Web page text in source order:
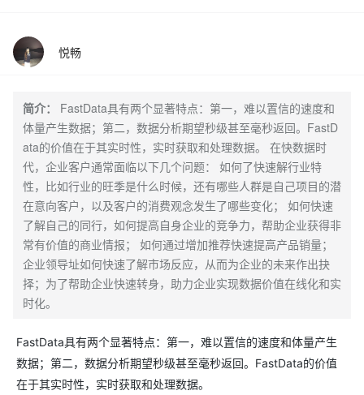
悦畅
简介：
FastData具有两个显著特点：第一，难以置信的速度和
体量产生数据；第二，数据分析期望秒级甚至毫秒返回。FastD
ata的价值在于其实时性，实时获取和处理数据。 在快数据时
代，企业客户通常面临以下几个问题： 如何了快速解行业特
性，比如行业的旺季是什么时候，还有哪些人群是自己项目的潜
在意向客户，以及客户的消费观念发生了哪些变化； 如何快速
了解自己的同行，如何提高自身企业的竞争力，帮助企业获得非
常有价值的商业情报； 如何通过增加推荐快速提高产品销量；
企业领导址如何快速了解市场反应，从而为企业的未来作出抉
择；为了帮助企业快速转身，助力企业实现数据价值在线化和实
时化。
FastData具有两个显著特点：第一，难以置信的速度和体量产生
数据；第二，数据分析期望秒级甚至毫秒返回。FastData的价值
在于其实时性，实时获取和处理数据。